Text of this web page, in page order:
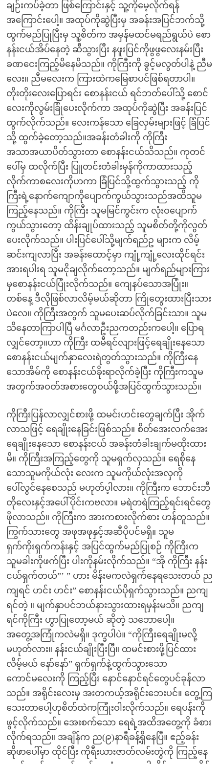
ချဉ်းကပ်ခဲ့တာ ဖြစ်ကြောင်းနှင့် သူ့ကိုမေ့လိုက်ရန်
အကြောင်းပေါ့။ အထုပ်ကိုဆွဲပြီးမှ အခန်းအပြင်ဘက်သို့
ထွက်မည်ပြုပြီးမှ သူ့စိတ်က အမှန်မထင်မရည်ရွယ်ပဲ စော
နန်းငယ်အိပ်နေတဲ့ ဆီသွားပြီး နဖူးပြင်ကိုဖွဖွလေးနမ်းပြီး
ခဏငေးကြည့်မိနေမိသည်။ ကိုကြီးကို ခွင့်မလွတ်ပါနဲ့ ညီမ
လေး။ ညီမလေးက ကြားထဲကမြေစာပင်ဖြစ်ရတာပါ။
တိုးတိုးလေးပြောရင်း စောနန်းငယ် ရင်ဘတ်ပေါ်သို့ စောင်
လေးကိုလွမ်းခြုံပေးလိုက်ကာ အထုပ်ကိုဆွဲပြီး အခန်းပြင်
ထွက်လိုက်သည်။ လေးကန်သော ခြေလှမ်းများဖြင့် ခြံပြင်
သို့ ထွက်ခဲ့တော့သည်။အခန်းတံခါးကို ကိုကြီး
အသာအယာပိတ်သွားတာ စောနန်းငယ်သိသည်။ ကုတင်
ပေါ်မှ ထလိုက်ပြီး ပြူတင်းတံခါးမှန်ကိုကာထားသည့်
လိုက်ကာစလေးကိုဟကာ ခြံပြင်သို့ထွက်သွားသည့် ကို
ကြီးရဲ့နောက်ကျောကိုပျောက်ကွယ်သွားသည်အထိသူမ
ကြည့်နေသည်။ ကိုကြီး သူမမြင်ကွင်းက လုံးဝပျောက်
ကွယ်သွားတော့ ထိန်းချုပ်ထားသည့် သူမစိတ်တို့ကိုလွတ်
ပေးလိုက်သည်။ ပါးပြင်ပေါ်သို့မျက်ရည်ဥ များက လိမ့်
ဆင်းကျလာပြီး အခန်းထောင့်မှာ ကျုံ့ကျုံ့လေးထိုင်ရင်း
အားရပါးရ သူမငိုချလိုက်တော့သည်။ မျက်ရည်များကြား
မှစောနန်းငယ်ပြုံးလိုက်သည်။ ကျေနပ်သောအပြုံး။
တစ်နေ့ ဒီလိုဖြစ်လာလိမ့်မယ်ဆိုတာ ကြိုတွေးထားပြီးသား
ပဲလေ။ ကိုကြီးအတွက် သူမပေးဆပ်လိုက်ခြင်းသာ။ သူမ
သိနေတာကြာပါပြီ မင်္ဂလာဦးညကတည်းကပေါ့။ ပြောရ
လျှင်တော့။ဟာ ကိုကြီး ထမီရင်လျားဖြင့်ရေချိုးနေသော
စောနန်းငယ်မျက်နှာလေးရဲတွတ်သွားသည်။ ကိုကြီးနေ
သောအိမ်ကို စောနန်းငယ်ခိုးရာလိုက်ခဲ့ပြီး ကိုကြီးကသူမ
အတွက်အဝတ်အစားတွေဝယ်ဖို့အပြင်ထွက်သွားသည်။
ကိုကြီးပြန်လာလျှင်စားဖို့ ထမင်းဟင်းတွေချက်ပြီး အိုက်
လာသဖြင့် ရေချိုးနေခြင်းဖြစ်သည်။ စိတ်အေးလက်အေး
ရေချိုးနေသော စောနန်းငယ် အခန်းတံခါးချက်မထိုးထား
မိ။ ကိုကြီးအကြည့်တွေကို သူမရှက်လှသည်။ ရေစိုနေ
သောသူမကိုယ်လုံး လေးက သူမကိုယ်လုံးအလှကို
ပေါ်လွင်နေစေသည် မဟုတ်ပ့ါလား။ ကိုကြီးက ဘောင်းဘီ
တိုလေးနှင့်အပေါ်ပိုင်းကဗလာ။ မရဲတရဲကြည့်ရင်းရင်တွေ
ဖိုလာသည်။ ကိုကြီးက အားကစားလိုက်စား ဟန်တူသည်။
ကြွက်သားတွေ အဖုအဖုနှင့်အဆီပိုပင်မရှိ။ သူမ
ရှက်ကိုးရှက်ကန်းနှင့် အပြင်ထွက်မည်ပြုစဉ် ကိုကြီးက
သူမခါးကိုဖက်ပြီး ပါးကိုနမ်းလိုက်သည်။ “အို ကိုကြီး နန်း
ငယ်ရှက်တယ်”’ ” ဟား မိန်းမကလဲရှက်နေရသေးတယ် ည
ကျရင် ဟင်း ဟင်း” စောနန်းငယ်ပိုရှက်သွားသည်။ ညကျ
ရင်တဲ့ ။ မျက်နှာပင်ဘယ်နားသွားထားရမှန်းမသိ။ ညကျ
ရင်ကိုကြီး ဟွာပြုတော့မယ် ဆိုတဲ့ သဘောပေါ့။
အတွေ့အကြုံကလဲမရှိ။ ဒုက္ခပါပဲ။ “ကိုကြီးရေချိုးမလို့
မဟုတ်လား။ နန်းငယ်ချိုးပြီးပြီ။ ထမင်းစားဖို့ပြင်ထား
လိမ့်မယ် နော်နော်” ရှက်ရှက်နဲ့ထွက်သွားသော
ကောင်မလေးကို ကြည့်ပြီး နောင်နောင်ရင်တွေပင်ခုန်လာ
သည်။ အရိုင်းလေးမှ အးတကယ့်အရိုင်းဘေးပင်။ တွေ့ကြ
သေးတာပေါ့ဟုစိတ်ထဲကကြုံးဝါးလိုက်သည်။ ရေပန်းကို
ဖွင့်လိုက်သည်။ အေးစက်သော ရေရဲ့အထိအတွေ့ကို ခံစား
လိုက်ရသည်။ အချိန်က ည(၉)နာရီခန့်ရှိနေပြီ။ ဧည့်ခန်း
ဆိုဖာပေါ်မှာ ထိုင်ပြီး ကိုရီးယားဇာတ်လမ်းတွဲကို ကြည့်နေ